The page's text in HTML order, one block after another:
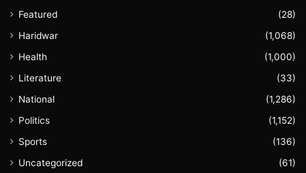
Featured
(28)
Haridwar
(1,068)
Health
(1,000)
Literature
(33)
National
(1,286)
Politics
(1,152)
Sports
(136)
Uncategorized
(61)